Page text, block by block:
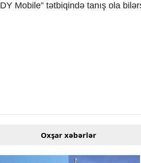
Mobile” tətbiqində tanış ola
Oxşar xəbərlər